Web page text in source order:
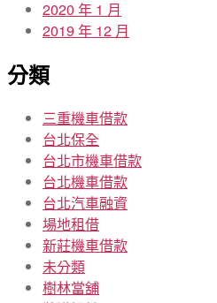
2020 年 1 月
2019 年 12 月
分類
三重機車借款
台北保全
台北市機車借款
台北機車借款
台北汽車融資
場地租借
新莊機車借款
未分類
樹林當舖